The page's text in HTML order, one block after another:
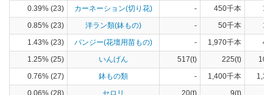
0.39% (23)
カーネーション(切り花) - 450千本
0.85% (23)
洋ラン類(鉢もの) - 50千本
1.43% (23)
パンジー(花壇用苗もの) - 1,970千本
1.25% (25)
いんげん 517(t) 225(t)
0.76% (27)
鉢もの類 - 1,400千本
0.06% (28)
セロリ 20(t) 9(t)